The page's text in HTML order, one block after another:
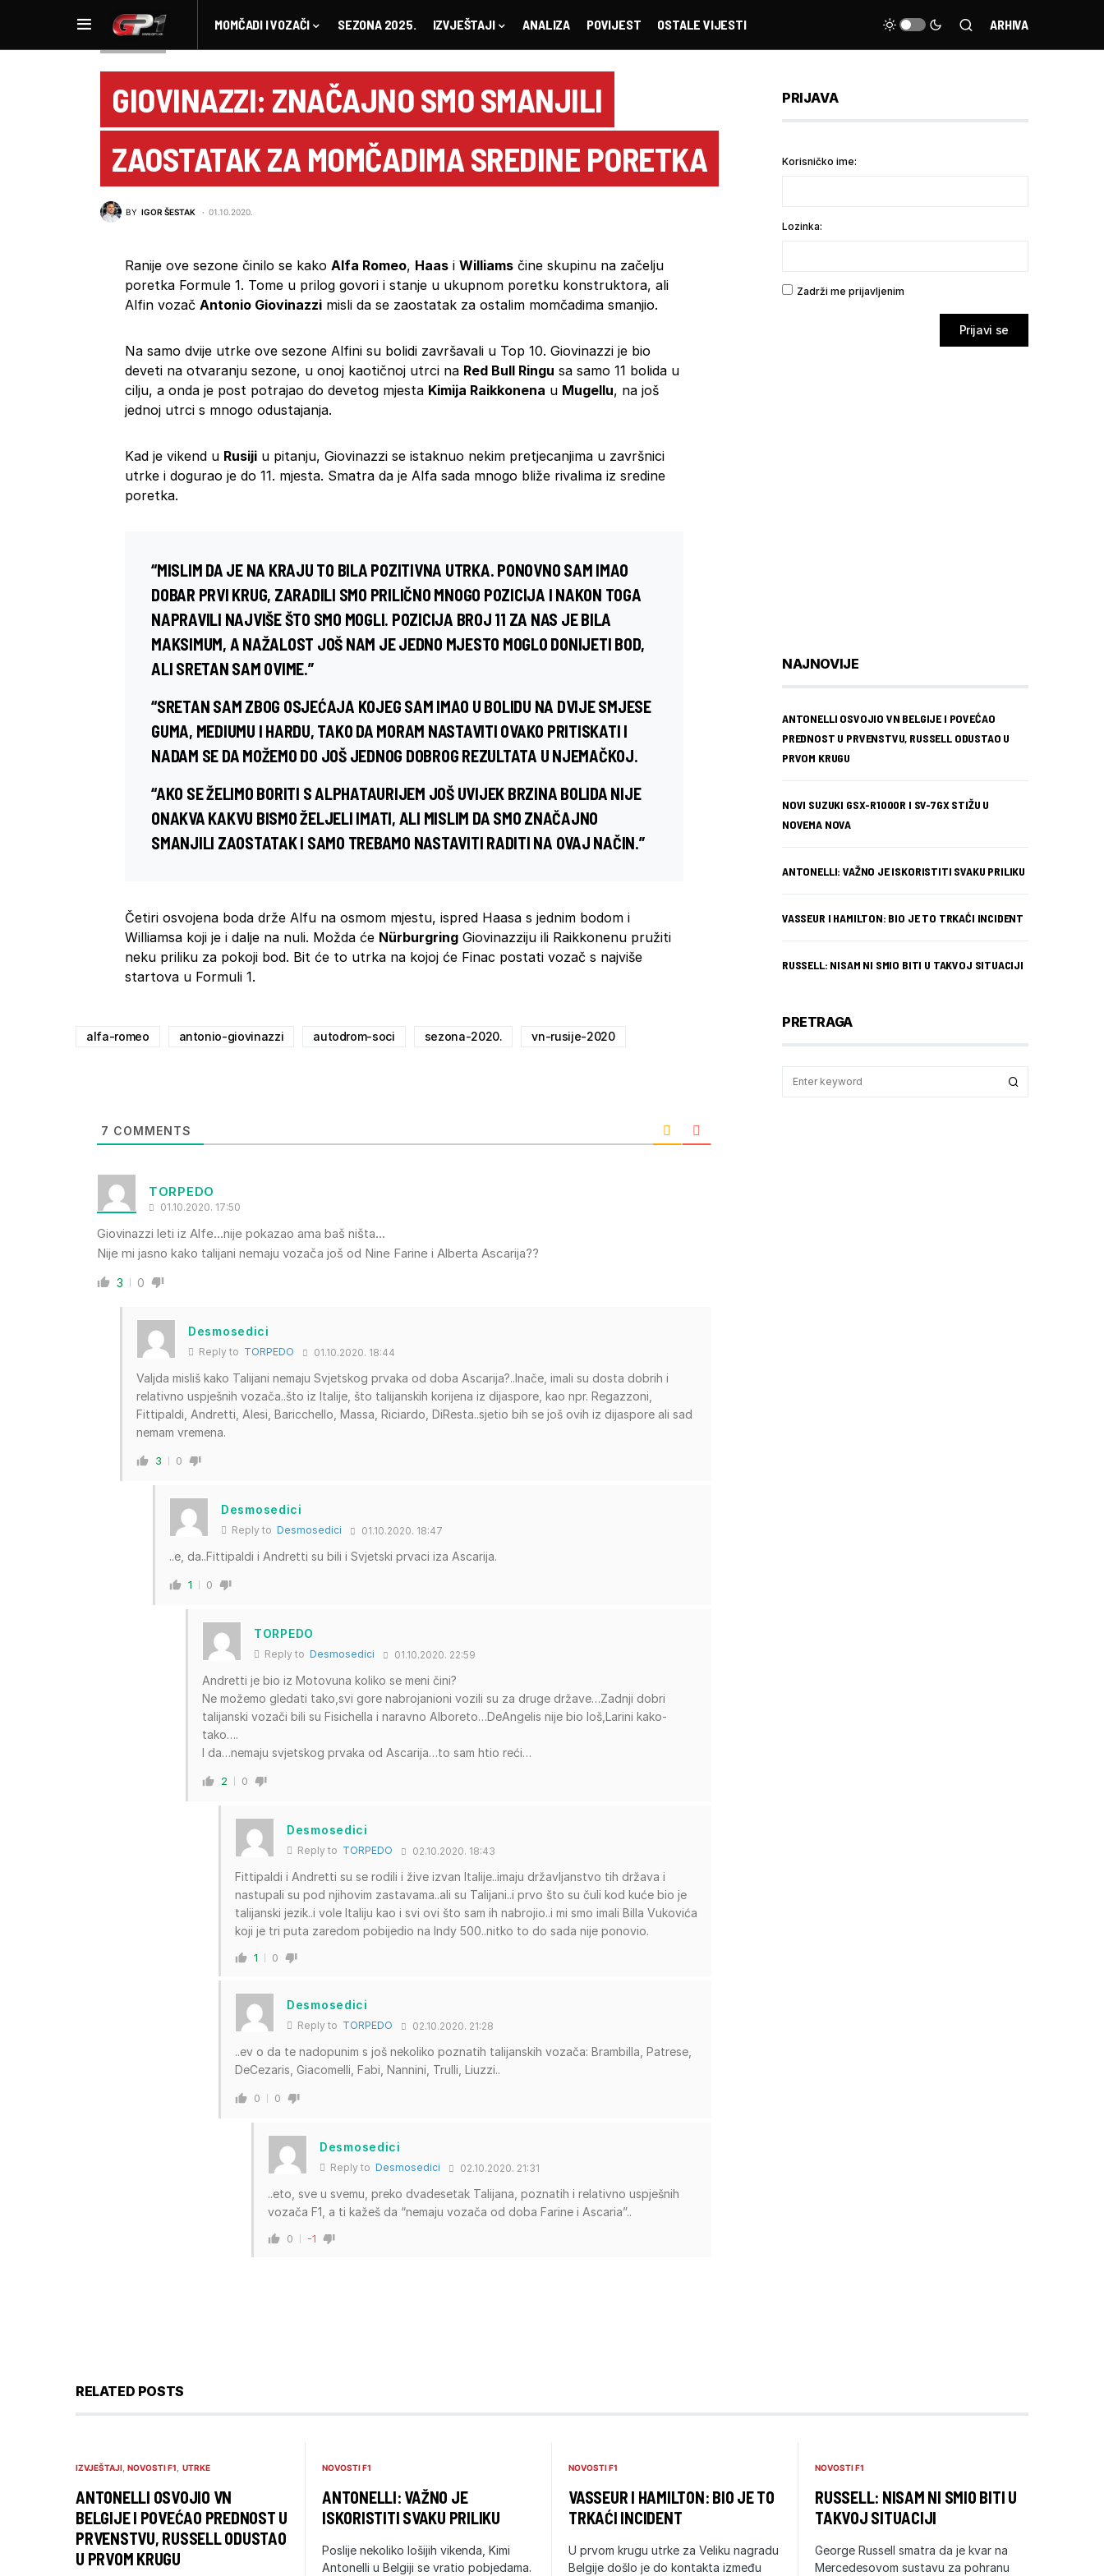
MOMČADI I VOZAČI SEZONA 2025. IZVJEŠTAJI ANALIZA POVIJEST OSTALE VIJESTI ARHIVA
GIOVINAZZI: ZNAČAJNO SMO SMANJILI
ZAOSTATAK ZA MOMČADIMA SREDINE PORETKA
BY IGOR ŠESTAK 01.10.2020.
Ranije ove sezone činilo se kako Alfa Romeo, Haas i Williams čine skupinu na začelju
poretka Formule 1. Tome u prilog govori i stanje u ukupnom poretku konstruktora, ali
Alfin vozač Antonio Giovinazzi misli da se zaostatak za ostalim momčadima smanjio.
Na samo dvije utrke ove sezone Alfini su bolidi završavali u Top 10. Giovinazzi je bio
deveti na otvaranju sezone, u onoj kaotičnoj utrci na Red Bull Ringu sa samo 11 bolida u
cilju, a onda je post potrajao do devetog mjesta Kimija Raikkonena u Mugellu, na još
jednoj utrci s mnogo odustajanja.
Kad je vikend u Rusiji u pitanju, Giovinazzi se istaknuo nekim pretjecanjima u završnici
utrke i dogurao je do 11. mjesta. Smatra da je Alfa sada mnogo bliže rivalima iz sredine
poretka.
“MISLIM DA JE NA KRAJU TO BILA POZITIVNA UTRKA. PONOVNO SAM IMAO
DOBAR PRVI KRUG, ZARADILI SMO PRILIČNO MNOGO POZICIJA I NAKON TOGA
NAPRAVILI NAJVIŠE ŠTO SMO MOGLI. POZICIJA BROJ 11 ZA NAS JE BILA
MAKSIMUM, A NAŽALOST JOŠ NAM JE JEDNO MJESTO MOGLO DONIJETI BOD,
ALI SRETAN SAM OVIME.”
“SRETAN SAM ZBOG OSJEĆAJA KOJEG SAM IMAO U BOLIDU NA DVIJE SMJESE
GUMA, MEDIUMU I HARDU, TAKO DA MORAM NASTAVITI OVAKO PRITISKATI I
NADAM SE DA MOŽEMO DO JOŠ JEDNOG DOBROG REZULTATA U NJEMAČKOJ.
“AKO SE ŽELIMO BORITI S ALPHATAURIJEM JOŠ UVIJEK BRZINA BOLIDA NIJE
ONAKVA KAKVU BISMO ŽELJELI IMATI, ALI MISLIM DA SMO ZNAČAJNO
SMANJILI ZAOSTATAK I SAMO TREBAMO NASTAVITI RADITI NA OVAJ NAČIN.”
Četiri osvojena boda drže Alfu na osmom mjestu, ispred Haasa s jednim bodom i
Williamsa koji je i dalje na nuli. Možda će Nürburgring Giovinazziju ili Raikkonenu pružiti
neku priliku za pokoji bod. Bit će to utrka na kojoj će Finac postati vozač s najviše
startova u Formuli 1.
alfa-romeo antonio-giovinazzi autodrom-soci sezona-2020. vn-rusije-2020
7 COMMENTS
TORPEDO
01.10.2020. 17:50
Giovinazzi leti iz Alfe…nije pokazao ama baš ništa…
Nije mi jasno kako talijani nemaju vozača još od Nine Farine i Alberta Ascarija??
3 0
Desmosedici
Reply to TORPEDO 01.10.2020. 18:44
Valjda misliš kako Talijani nemaju Svjetskog prvaka od doba Ascarija?..Inače, imali su dosta dobrih i
relativno uspješnih vozača..što iz Italije, što talijanskih korijena iz dijaspore, kao npr. Regazzoni,
Fittipaldi, Andretti, Alesi, Baricchello, Massa, Riciardo, DiResta..sjetio bih se još ovih iz dijaspore ali sad
nemam vremena.
3 0
Desmosedici
Reply to Desmosedici 01.10.2020. 18:47
..e, da..Fittipaldi i Andretti su bili i Svjetski prvaci iza Ascarija.
1 0
TORPEDO
Reply to Desmosedici 01.10.2020. 22:59
Andretti je bio iz Motovuna koliko se meni čini?
Ne možemo gledati tako,svi gore nabrojanioni vozili su za druge države…Zadnji dobri
talijanski vozači bili su Fisichella i naravno Alboreto…DeAngelis nije bio loš,Larini kako-
tako….
I da…nemaju svjetskog prvaka od Ascarija…to sam htio reći…
2 0
Desmosedici
Reply to TORPEDO 02.10.2020. 18:43
Fittipaldi i Andretti su se rodili i žive izvan Italije..imaju državljanstvo tih država i
nastupali su pod njihovim zastavama..ali su Talijani..i prvo što su čuli kod kuće bio je
talijanski jezik..i vole Italiju kao i svi ovi što sam ih nabrojio..i mi smo imali Billa Vukovića
koji je tri puta zaredom pobijedio na Indy 500..nitko to do sada nije ponovio.
1 0
Desmosedici
Reply to TORPEDO 02.10.2020. 21:28
..ev o da te nadopunim s još nekoliko poznatih talijanskih vozača: Brambilla, Patrese,
DeCezaris, Giacomelli, Fabi, Nannini, Trulli, Liuzzi..
0 0
Desmosedici
Reply to Desmosedici 02.10.2020. 21:31
..eto, sve u svemu, preko dvadesetak Talijana, poznatih i relativno uspješnih
vozača F1, a ti kažeš da “nemaju vozača od doba Farine i Ascaria”..
0 -1
PRIJAVA
Korisničko ime:
Lozinka:
Zadrži me prijavljenim
Prijavi se
NAJNOVIJE
ANTONELLI OSVOJIO VN BELGIJE I POVEĆAO
PREDNOST U PRVENSTVU, RUSSELL ODUSTAO U
PRVOM KRUGU
NOVI SUZUKI GSX-R1000R I SV-7GX STIŽU U
NOVEMA NOVA
ANTONELLI: VAŽNO JE ISKORISTITI SVAKU PRILIKU
VASSEUR I HAMILTON: BIO JE TO TRKAĆI INCIDENT
RUSSELL: NISAM NI SMIO BITI U TAKVOJ SITUACIJI
PRETRAGA
RELATED POSTS
IZVJEŠTAJI NOVOSTI F1 UTRKE
ANTONELLI OSVOJIO VN
BELGIJE I POVEĆAO PREDNOST U
PRVENSTVU, RUSSELL ODUSTAO
U PRVOM KRUGU
NOVOSTI F1
ANTONELLI: VAŽNO JE
ISKORISTITI SVAKU PRILIKU
Poslije nekoliko lošijih vikenda, Kimi
Antonelli u Belgiji se vratio pobjedama.
NOVOSTI F1
VASSEUR I HAMILTON: BIO JE TO
TRKAĆI INCIDENT
U prvom krugu utrke za Veliku nagradu
Belgije došlo je do kontakta između
NOVOSTI F1
RUSSELL: NISAM NI SMIO BITI U
TAKVOJ SITUACIJI
George Russell smatra da je kvar na
Mercedesovom sustavu za pohranu